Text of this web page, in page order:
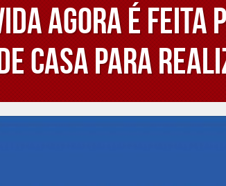
agora é feita
casa para